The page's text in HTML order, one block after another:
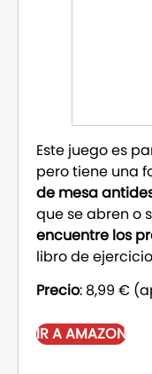
Este juego es
pero tiene una
de mesa
que se abren o
encuentre los
libro de
Precio: 8,99 €
IR A AMAZON